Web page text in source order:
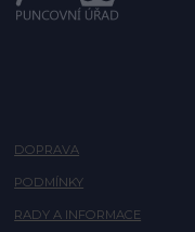
DOPRAVA
PODMÍNKY
RADY A INFORMACE